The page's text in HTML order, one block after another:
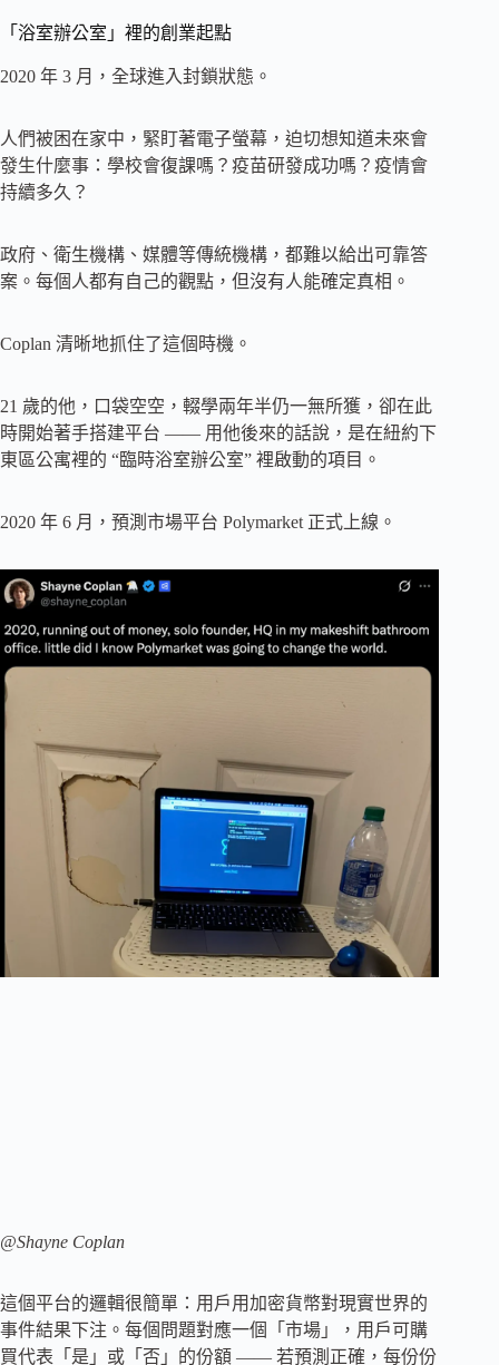
「浴室辦公室」裡的創業起點
2020 年 3 月，全球進入封鎖狀態。
人們被困在家中，緊盯著電子螢幕，迫切想知道未來會
發生什麼事：學校會復課嗎？疫苗研發成功嗎？疫情會
持續多久？
政府、衛生機構、媒體等傳統機構，都難以給出可靠答
案。每個人都有自己的觀點，但沒有人能確定真相。
Coplan 清晰地抓住了這個時機。
21 歲的他，口袋空空，輟學兩年半仍一無所獲，卻在此
時開始著手搭建平台 —— 用他後來的話說，是在紐約下
東區公寓裡的 “臨時浴室辦公室” 裡啟動的項目。
2020 年 6 月，預測市場平台 Polymarket 正式上線。
@Shayne Coplan
這個平台的邏輯很簡單：用戶用加密貨幣對現實世界的
事件結果下注。每個問題對應一個「市場」，用戶可購
買代表「是」或「否」的份額 —— 若預測正確，每份份